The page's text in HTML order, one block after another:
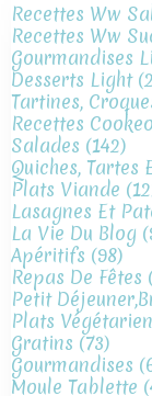
Recettes Ww
Recettes Ww
Gourmandises
Desserts Light
Tartines,
Recettes Cookeo
Salades (142)
Quiches, Tartes
Plats Viande
Lasagnes Et
La Vie Du Blog
Apéritifs (98)
Repas De Fêtes
Petit
Plats Végétarien
Gratins (73)
Gourmandises
Moule Tablette